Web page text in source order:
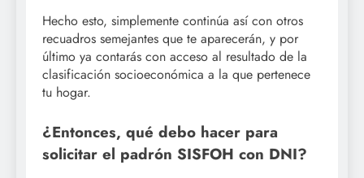
Hecho esto, simplemente continúa así con otros
recuadros semejantes que te aparecerán, y por
último ya contarás con acceso al resultado de la
clasificación socioeconómica a la que pertenece
tu hogar.
¿Entonces, qué debo hacer para
solicitar el padrón SISFOH con DNI?